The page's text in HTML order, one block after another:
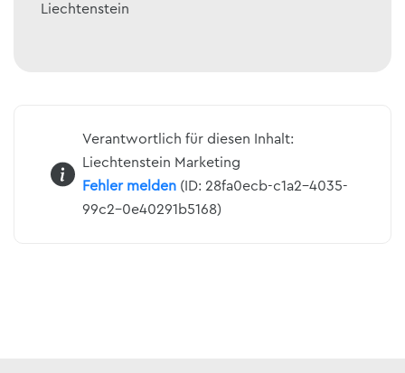
Liechtenstein
Verantwortlich für diesen Inhalt:
Liechtenstein Marketing
Fehler melden(ID: 28fa0ecb-c1a2-4035-
99c2-0e40291b5168)